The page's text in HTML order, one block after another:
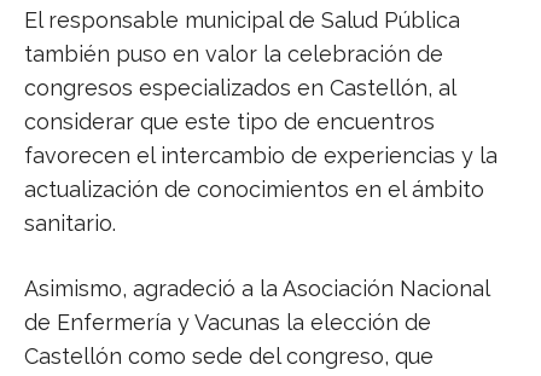
El responsable municipal de Salud Pública
también puso en valor la celebración de
congresos especializados en Castellón, al
considerar que este tipo de encuentros
favorecen el intercambio de experiencias y la
actualización de conocimientos en el ámbito
sanitario.
Asimismo, agradeció a la Asociación Nacional
de Enfermería y Vacunas la elección de
Castellón como sede del congreso, que